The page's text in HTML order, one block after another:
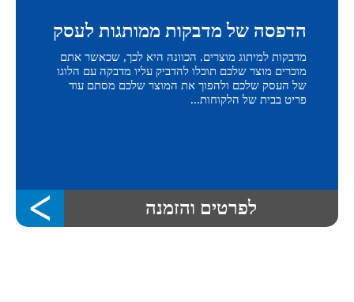
הדפסה של מדבקות ממותגות לעסק
מדבקות למיתוג מוצרים. הכוונה היא לכך, שכאשר אתם
מוכרים מוצר שלכם תוכלו להדביק עליו מדבקה עם הלוגו
של העסק שלכם ולהפוך את המוצר שלכם מסתם עוד
פריט בבית של הלקוחות...
לפרטים והזמנה